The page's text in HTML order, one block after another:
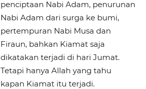
penciptaan Nabi Adam, penurunan
Nabi Adam dari surga ke bumi,
pertempuran Nabi Musa dan
Firaun, bahkan Kiamat saja
dikatakan terjadi di hari Jumat.
Tetapi hanya Allah yang tahu
kapan Kiamat itu terjadi.